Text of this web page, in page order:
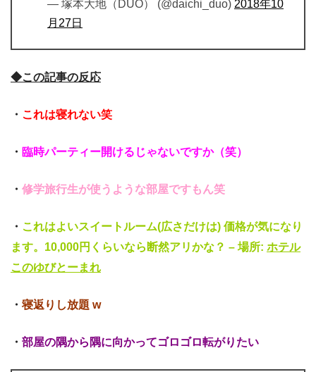
— 塚本大地（DUO） (@daichi_duo) 2018年10
月 27日
◆この記事の反応
・ これは寝れない笑
・ 臨時パーティー開けるじゃないですか（笑）
・ 修学旅行生が使うような部屋ですもん笑
・ これはよいスイートルーム(広さだけは) 価格が気になり
ます。 10,000円くらいなら断然アリかな？ – 場所: ホテル
このゆびとーまれ
・ 寝返りし放題 w
・ 部屋の隅から隅に向かってゴロゴロ転がりたい